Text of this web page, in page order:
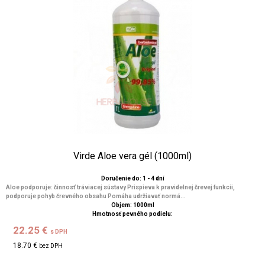
Virde Aloe vera gél (1000ml)
Doručenie do: 1 - 4 dní
Aloe podporuje: činnosť tráviacej sústavy Prispieva k pravidelnej črevej funkcii,
podporuje pohyb črevného obsahu Pomáha udržiavať normá...
Objem: 1000ml
Hmotnosť pevného podielu:
22.25 € s DPH
18.70 € bez DPH